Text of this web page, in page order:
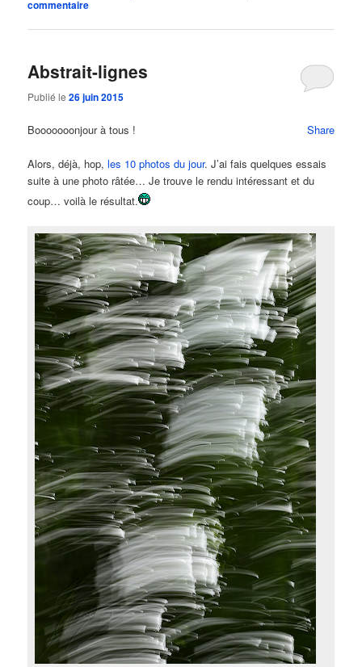
commentaire
Abstrait-lignes
Publié le26 juin 2015
Share
Booooooonjour à tous !
Alors, déjà, hop,les 10 photos du jour. J’ai fais quelques essais
suite à une photo râtée… Je trouve le rendu intéressant et du
coup… voilà le résultat.